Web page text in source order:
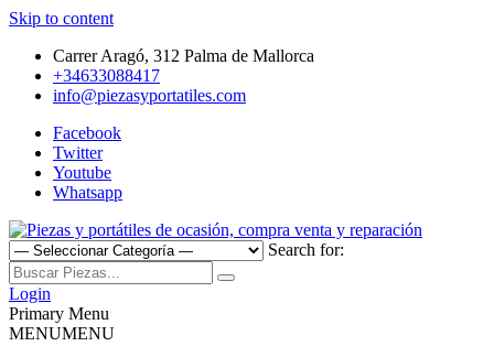
Skip to content
Carrer Aragó, 312 Palma de Mallorca
+34633088417
info@piezasyportatiles.com
Facebook
Twitter
Youtube
Whatsapp
Piezas y portátiles de ocasión,
compra venta y reparación
Todo lo que necesitas para reparar tu portatil, Pantallas, Teclas,
Teclados, Baterías, Carcasas, Placas, Gráficas, Procesadores,
Ventiladores
Search for:
Login
Primary Menu
MENUMENU